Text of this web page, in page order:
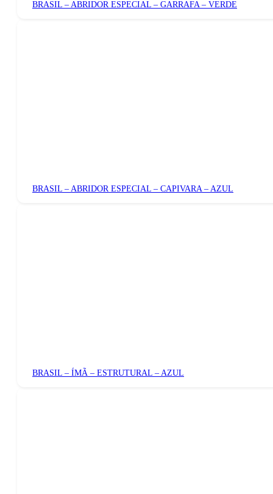
BRASIL – ABRIDOR ESPECIAL – GARRAFA – VERDE
BRASIL – ABRIDOR ESPECIAL – CAPIVARA – AZUL
BRASIL – ÍMÃ – ESTRUTURAL – AZUL